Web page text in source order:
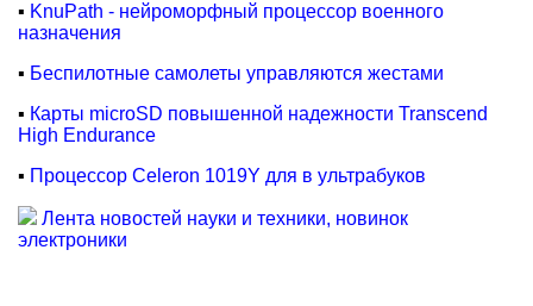
▪ KnuPath - нейроморфный процессор военного
назначения
▪ Беспилотные самолеты управляются жестами
▪ Карты microSD повышенной надежности Transcend
High Endurance
▪ Процессор Celeron 1019Y для в ультрабуков
Лента новостей науки и техники, новинок
электроники